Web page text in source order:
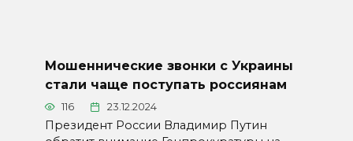
Мошеннические звонки с Украины
стали чаще поступать россиянам
116 23.12.2024
Президент России Владимир Путин